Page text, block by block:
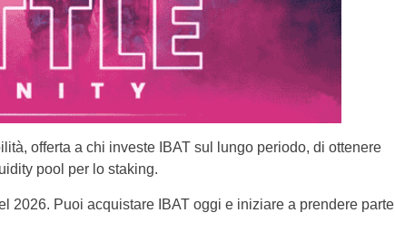
offerta a chi investe IBAT sul lungo periodo, di ottenere
pool per lo staking.
2026. Puoi acquistare IBAT oggi e iniziare a prendere parte